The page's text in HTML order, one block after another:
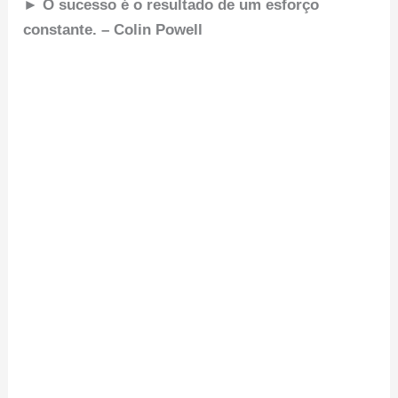
► O sucesso é o resultado de um esforço
constante. – Colin Powell